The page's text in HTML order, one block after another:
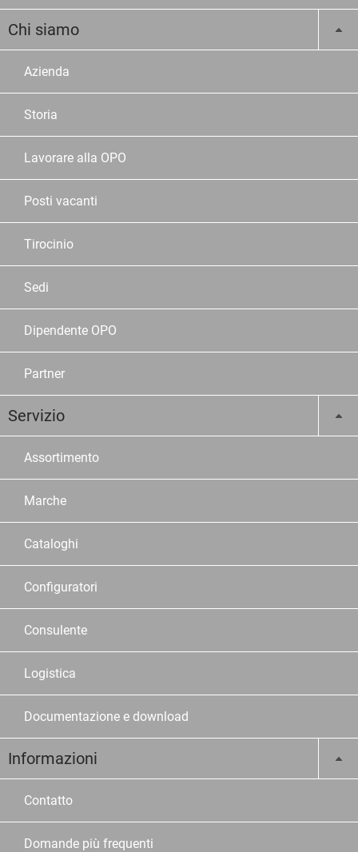
Chi siamo
Azienda
Storia
Lavorare alla OPO
Posti vacanti
Tirocinio
Sedi
Dipendente OPO
Partner
Servizio
Assortimento
Marche
Cataloghi
Configuratori
Consulente
Logistica
Documentazione e download
Informazioni
Contatto
Domande più frequenti